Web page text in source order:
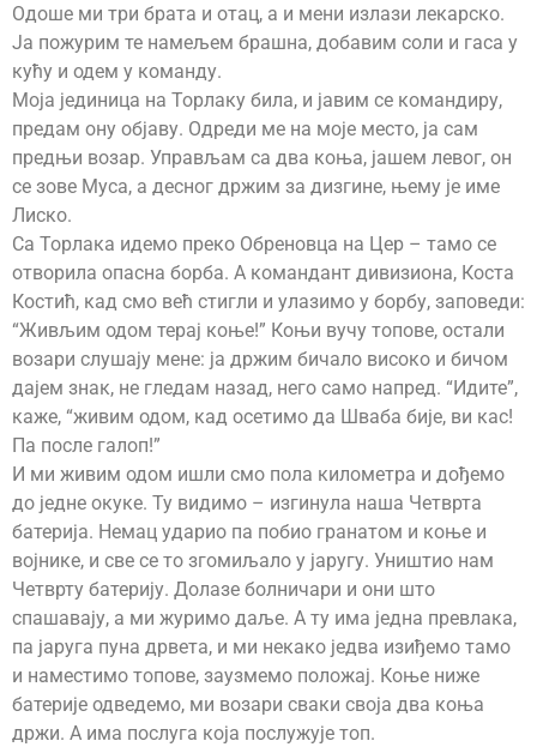
Одоше ми три брата и отац, а и мени излази лекарско.
Ја пожурим те намељем брашна, добавим соли и гаса у
кућу и одем у команду.
Моја јединица на Торлаку била, и јавим се командиру,
предам ону објаву. Одреди ме на моје место, ја сам
предњи возар. Управљам са два коња, јашем левог, он
се зове Муса, а десног држим за дизгине, њему је име
Лиско.
Са Торлака идемо преко Обреновца на Цер – тамо се
отворила опасна борба. А командант дивизиона, Коста
Костић, кад смо већ стигли и улазимо у борбу, заповеди:
“Живљим одом терај коње!” Коњи вучу топове, остали
возари слушају мене: ја држим бичало високо и бичом
дајем знак, не гледам назад, него само напред. “Идите”,
каже, “живим одом, кад осетимо да Шваба бије, ви кас!
Па после галоп!”
И ми живим одом ишли смо пола километра и дођемо
до једне окуке. Ту видимо – изгинула наша Четврта
батерија. Немац ударио па побио гранатом и коње и
војнике, и све се то згомиљало у јаругу. Уништио нам
Четврту батерију. Долазе болничари и они што
спашавају, а ми журимо даље. А ту има једна превлака,
па јаруга пуна дрвета, и ми некако једва изиђемо тамо
и наместимо топове, заузмемо положај. Коње ниже
батерије одведемо, ми возари сваки своја два коња
држи. А има послуга која послужује топ.